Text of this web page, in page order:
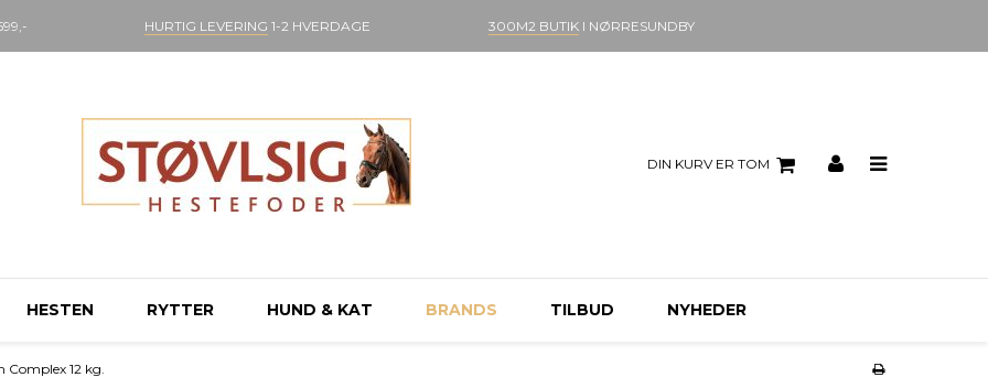
HURTIG LEVERING 1-2 HVERDAGE 300M2 BUTIKI NØRRESUNDBY
DIN KURV ER TOM
HESTEN RYTTER HUND & KAT BRANDS TILBUD NYHEDER
12 kg.